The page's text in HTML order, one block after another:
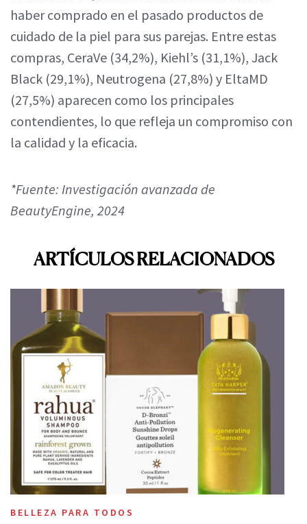
haber comprado en el pasado productos de
cuidado de la piel para sus parejas. Entre estas
compras, CeraVe (34,2%), Kiehl’s (31,1%), Jack
Black (29,1%), Neutrogena (27,8%) y EltaMD
(27,5%) aparecen como los principales
contendientes, lo que refleja un compromiso con
la calidad y la eficacia.
*Fuente: Investigación avanzada de
BeautyEngine, 2024
ARTÍCULOS RELACIONADOS
BELLEZA PARA TODOS